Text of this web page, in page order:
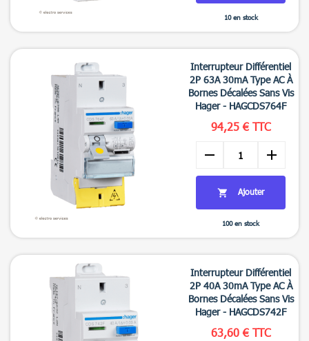

10 en stock

Interrupteur Différentiel
2P 63A 30mA Type AC À
Bornes Décalées Sans Vis
Hager - HAGCDS764F
94,25 € TTC
remove add
 Ajouter
100 en stock
Interrupteur Différentiel
2P 40A 30mA Type AC À
Bornes Décalées Sans Vis
Hager - HAGCDS742F
63,60 € TTC